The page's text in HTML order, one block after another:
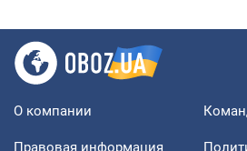
О компании
Правовая информация